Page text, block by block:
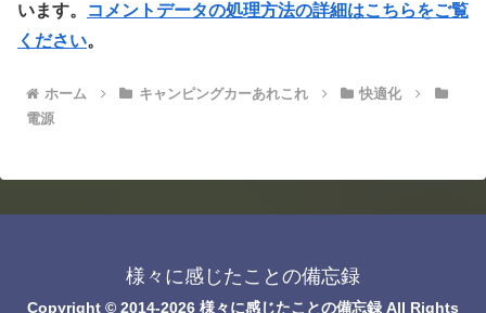
います。
コメントデータの処理方法の詳細はこちらをご覧
ください。
ホーム キャンピングカーあれこれ
快適化
電源
様々に感じたことの備忘録
Copyright © 2014-2026 様々に感じたことの備忘録 All Rights